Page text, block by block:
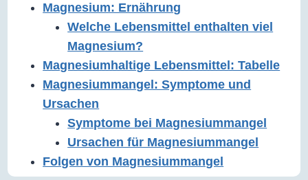
Magnesium: Ernährung
Welche Lebensmittel enthalten viel
Magnesium?
Magnesiumhaltige Lebensmittel: Tabelle
Magnesiummangel: Symptome und
Ursachen
Symptome bei Magnesiummangel
Ursachen für Magnesiummangel
Folgen von Magnesiummangel